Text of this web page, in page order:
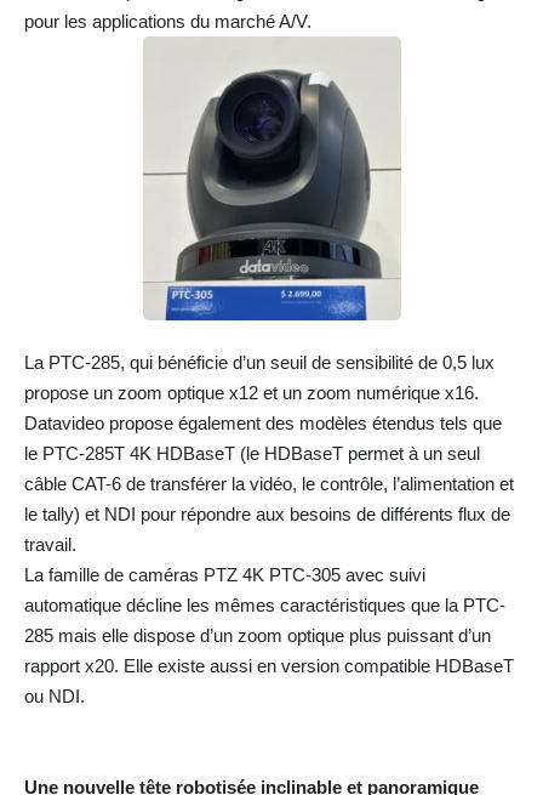
pour les applications du marché A/V.
La PTC-285, qui bénéficie d’un seuil de sensibilité de 0,5 lux
propose un zoom optique x12 et un zoom numérique x16.
Datavideo propose également des modèles étendus tels que
le PTC-285T 4K HDBaseT (le HDBaseT permet à un seul
câble CAT-6 de transférer la vidéo, le contrôle, l’alimentation et
le tally) et NDI pour répondre aux besoins de différents flux de
travail.
La famille de caméras PTZ 4K PTC-305 avec suivi
automatique décline les mêmes caractéristiques que la PTC-
285 mais elle dispose d’un zoom optique plus puissant d’un
rapport x20. Elle existe aussi en version compatible HDBaseT
ou NDI.
Une nouvelle tête robotisée inclinable et panoramique